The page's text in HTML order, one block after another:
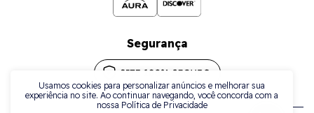
Usamos cookies para personalizar anúncios e melhorar sua
experiência no site. Ao continuar navegando, você concorda com a
nossa Política de Privacidade
Segurança